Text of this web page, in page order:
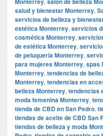
salud y bienestar Monterrey,
servicios de belleza y
estética Monterrey, servicios
cosmética Monterrey,
de estética Monterrey,
de peluquería Monterrey,
para mujeres Monterrey, spas
Monterrey, tendencias de
Monterrey, tendencias en
belleza Monterrey, tendencias
moda femenina Monterrey,
tienda de CBD en San Pedro,
tiendas de aceite de CBD San
tiendas de belleza y moda